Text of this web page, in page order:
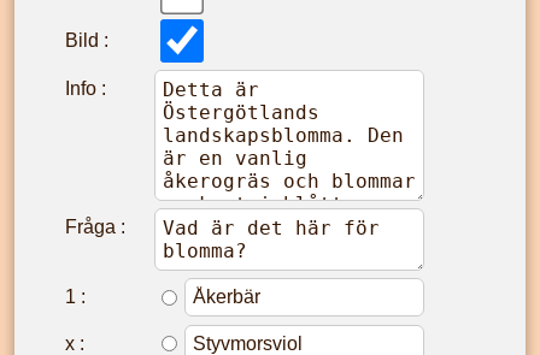
Bild :
Info :
Fråga :
1 :
x :